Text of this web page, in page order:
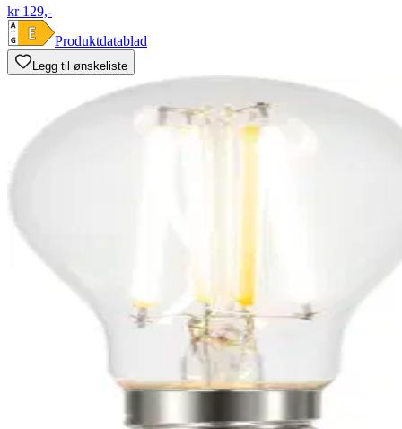
kr 129,-
Produktdatablad
Legg til ønskeliste